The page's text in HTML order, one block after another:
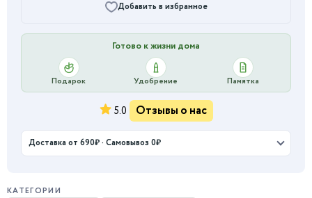
Добавить в избранное
Готово к жизни дома
Подарок Удобрение Памятка
5.0 Отзывы о нас
Доставка от 690₽ · Самовывоз 0₽
КАТЕГОРИИ